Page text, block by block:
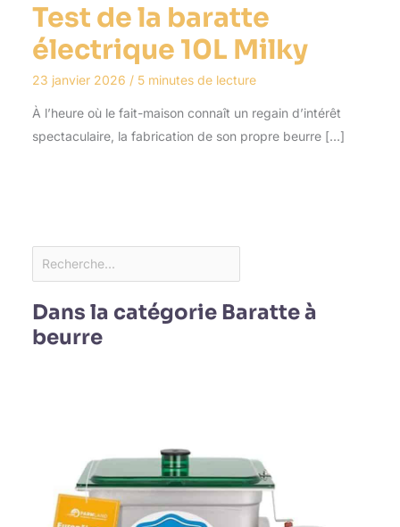
Test de la baratte
électrique 10L Milky
23 janvier 2026 / 5 minutes de lecture
À l’heure où le fait-maison connaît un regain d’intérêt
spectaculaire, la fabrication de son propre beurre […]
Dans la catégorie Baratte à
beurre